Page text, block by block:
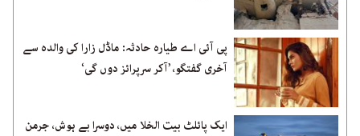
پی آئی اے طیارہ حادثہ: ماڈل زارا کی والدہ سے
آخری گفتگو، ’آکر سرپرائز دوں گی‘
ایک پائلٹ بیت الخلا میں، دوسرا بے ہوش، جرمن